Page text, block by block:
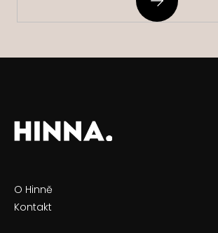
SE
O Hinně
Kontakt